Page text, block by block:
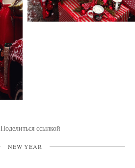
Поделиться ссылкой
NEW YEAR